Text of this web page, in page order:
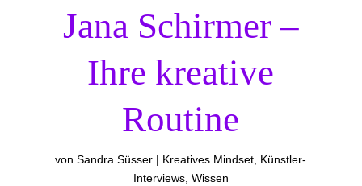
Jana Schirmer –
Ihre kreative
Routine
vonSandra Süsser Kreatives Mindset Künstler-
Interviews, Wissen